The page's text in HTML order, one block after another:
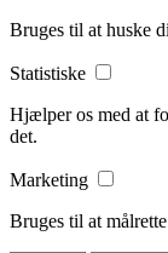
Bruges til at huske
Statistiske
Hjælper os med at
det.
Marketing
Bruges til at